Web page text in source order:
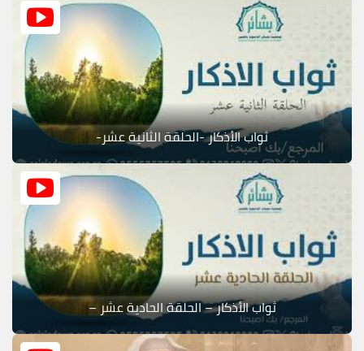
ثواب الأذكار -الحلقة الثانية عشر-
ثواب الأذكار – الحلقة الحادية عشر –